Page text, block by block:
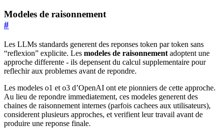
Modeles de raisonnement
#
Les LLMs standards generent des reponses token par token sans
“reflexion” explicite. Les modeles de raisonnement adoptent une
approche differente - ils depensent du calcul supplementaire pour
reflechir aux problemes avant de repondre.
Les modeles o1 et o3 d’OpenAI ont ete pionniers de cette approche.
Au lieu de repondre immediatement, ces modeles generent des
chaines de raisonnement internes (parfois cachees aux utilisateurs),
considerent plusieurs approches, et verifient leur travail avant de
produire une reponse finale.